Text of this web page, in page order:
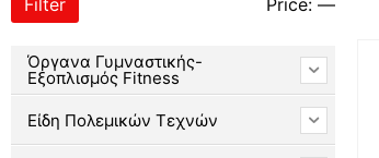
Filter Price: —
Όργανα Γυμναστικής-
Εξοπλισμός Fitness
Είδη Πολεμικών Τεχνών